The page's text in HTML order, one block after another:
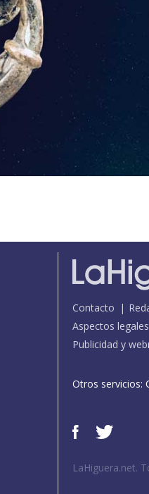
Contacto
Aspectos legales
Publicidad y
Otros servicios:
LaHiguera.net.